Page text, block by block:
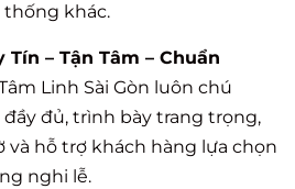
thống khác.
Tín – Tận Tâm – Chuẩn
Linh Sài Gòn luôn chú
đủ, trình bày trang trọng,
và hỗ trợ khách hàng lựa chọn
nghi lễ.